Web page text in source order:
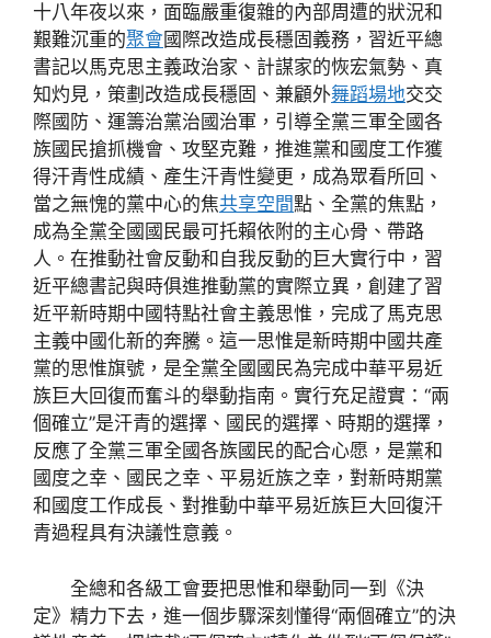
十八年夜以來，面臨嚴重復雜的內部周遭的狀況和
艱難沉重的聚會國際改造成長穩固義務，習近平總
書記以馬克思主義政治家、計謀家的恢宏氣勢、真
知灼見，策劃改造成長穩固、兼顧外舞蹈場地交交
際國防、運籌治黨治國治軍，引導全黨三軍全國各
族國民搶抓機會、攻堅克難，推進黨和國度工作獲
得汗青性成績、產生汗青性變更，成為眾看所回、
當之無愧的黨中心的焦共享空間點、全黨的焦點，
成為全黨全國國民最可托賴依附的主心骨、帶路
人。在推動社會反動和自我反動的巨大實行中，習
近平總書記與時俱進推動黨的實際立異，創建了習
近平新時期中國特點社會主義思惟，完成了馬克思
主義中國化新的奔騰。這一思惟是新時期中國共產
黨的思惟旗號，是全黨全國國民為完成中華平易近
族巨大回復而奮斗的舉動指南。實行充足證實：“兩
個確立”是汗青的選擇、國民的選擇、時期的選擇，
反應了全黨三軍全國各族國民的配合心愿，是黨和
國度之幸、國民之幸、平易近族之幸，對新時期黨
和國度工作成長、對推動中華平易近族巨大回復汗
青過程具有決議性意義。
全總和各級工會要把思惟和舉動同一到《決
定》精力下去，進一個步驟深刻懂得“兩個確立”的決